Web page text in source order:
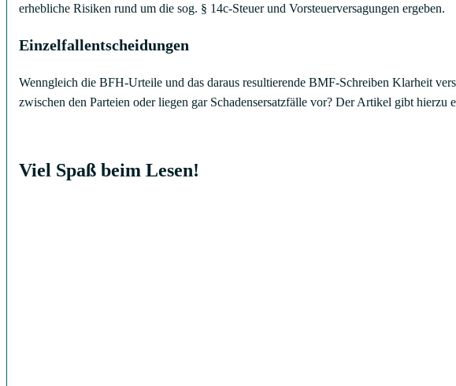
erhebliche Risiken rund um die sog. § 14c-Steuer und Vorsteuerversagungen ergeben.
Einzelfallentscheidungen
Wenngleich die BFH-Urteile und das daraus resultierende BMF-Schreiben Klarheit
zwischen den Parteien oder liegen gar Schadensersatzfälle vor? Der Artikel gibt
Viel Spaß beim Lesen!